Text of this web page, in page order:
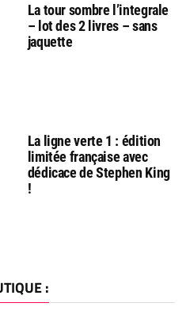
La tour sombre l’integrale
– lot des 2 livres – sans
jaquette
La ligne verte 1 : édition
limitée française avec
dédicace de Stephen King
!
: